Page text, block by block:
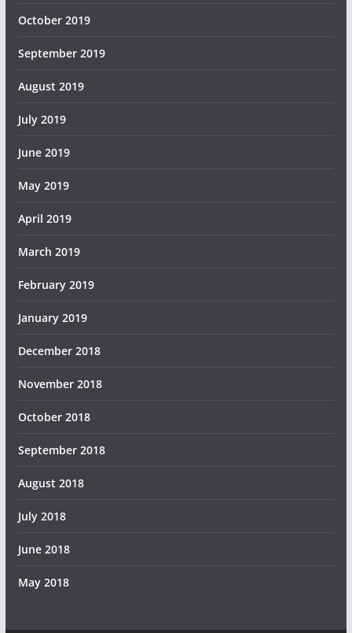
October 2019
September 2019
August 2019
July 2019
June 2019
May 2019
April 2019
March 2019
February 2019
January 2019
December 2018
November 2018
October 2018
September 2018
August 2018
July 2018
June 2018
May 2018